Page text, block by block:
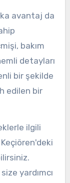
avantaj da
bakım
detayları
bir şekilde
edilen bir
ilgili
yardımcı